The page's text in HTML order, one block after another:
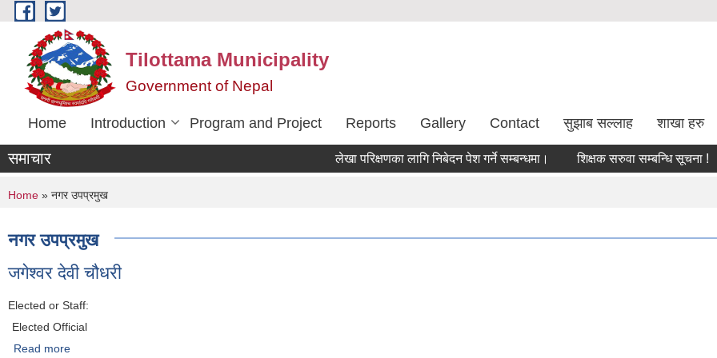
Skip to main content
Tilottama Municipality
Government of Nepal
Home Introduction Program and Project Reports Gallery Contact सुझाब सल्लाह शाखा हरु
समाचार लेखा परिक्षणका लागि निबेदन पेश गर्ने सम्बन्धमा। शिक्षक सरुवा सम्बन्धि सूचना !
You are here
Home » नगर उपप्रमुख
नगर उपप्रमुख
जगेश्वर देवी चौधरी
Elected or Staff:
Elected Official
Read more